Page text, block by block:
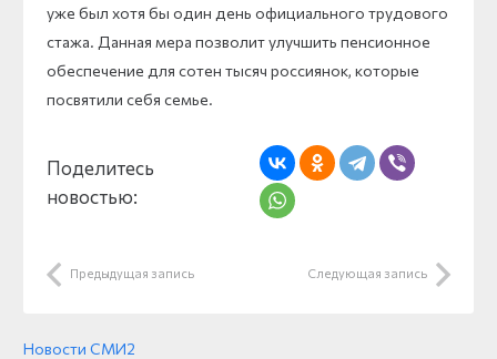
уже был хотя бы один день официального трудового
стажа. Данная мера позволит улучшить пенсионное
обеспечение для сотен тысяч россиянок, которые
посвятили себя семье.
Поделитесь
новостью:
Предыдущая запись Следующая запись
Новости СМИ2